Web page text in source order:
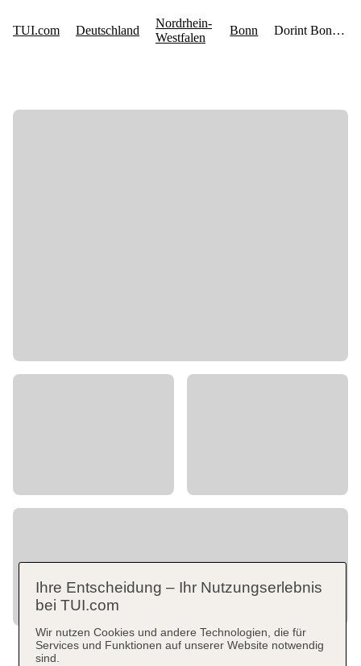
Ihre Entscheidung – Ihr Nutzungserlebnis
bei TUI.com
Wir nutzen Cookies und andere Technologien, die für
Services und Funktionen auf unserer Website notwendig
sind.